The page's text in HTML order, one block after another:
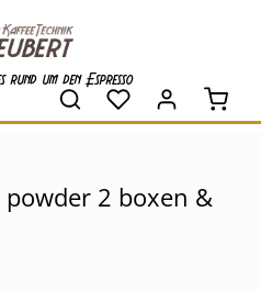
rund um den Espresso
2 boxen &